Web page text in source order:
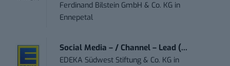
Ferdinand Bilstein GmbH & Co. KG in
Ennepetal
Social Media – / Channel – Lead (...
EDEKA Südwest Stiftung & Co. KG in